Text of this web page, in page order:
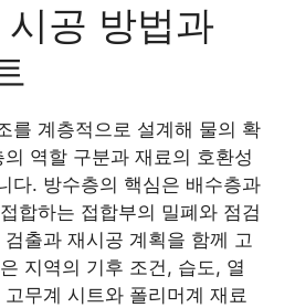
공 방법과
를 계층적으로 설계해 물의 확
역할 구분과 재료의 호환성
다. 방수층의 핵심은 배수층과
합하는 접합부의 밀폐와 점검
출과 재시공 계획을 함께 고
지역의 기후 조건, 습도, 열
무계 시트와 폴리머계 재료